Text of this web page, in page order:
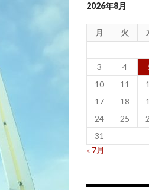
2026年8月
月 火
3
4
10
11
17
18
24
25
31
« 7月